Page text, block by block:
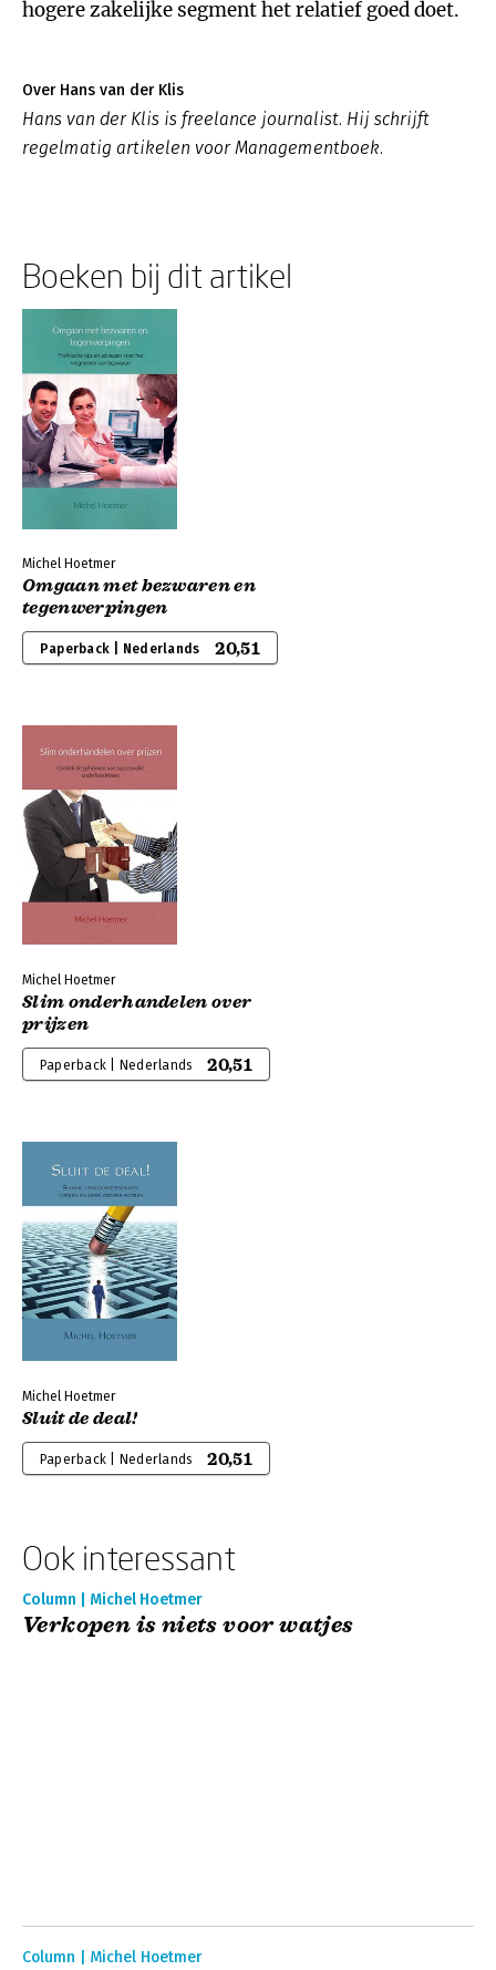
hogere zakelijke segment het relatief goed doet.
Over Hans van der Klis
Hans van der Klis is freelance journalist. Hij schrijft
regelmatig artikelen voor Managementboek.
Boeken bij dit artikel
Michel Hoetmer
Omgaan met bezwaren en
tegenwerpingen
Paperback | Nederlands 20,51
Michel Hoetmer
Slim onderhandelen over
prijzen
Paperback | Nederlands 20,51
Michel Hoetmer
Sluit de deal!
Paperback | Nederlands 20,51
Ook interessant
Column | Michel Hoetmer
Verkopen is niets voor watjes
Column | Michel Hoetmer